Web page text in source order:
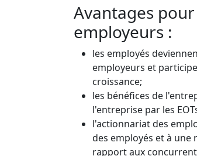
Avantages
employeurs :
les employés
employeurs et
croissance;
les bénéfices de
l'entreprise par les
l'actionnariat des
des employés et à une
rapport aux